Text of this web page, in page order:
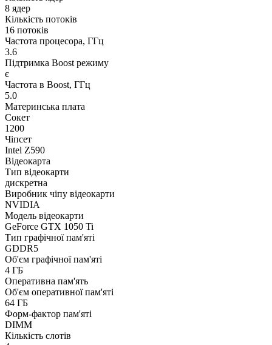
8 ядер
Кількість потоків
16 потоків
Частота процесора, ГГц
3.6
Підтримка Boost режиму
є
Частота в Boost, ГГц
5.0
Материнська плата
Сокет
1200
Чіпсет
Intel Z590
Відеокарта
Тип відеокарти
дискретна
Виробник чіпу відеокарти
NVIDIA
Модель відеокарти
GeForce GTX 1050 Ti
Тип графічної пам'яті
GDDR5
Об'єм графічної пам'яті
4 ГБ
Оперативна пам'ять
Об'єм оперативної пам'яті
64 ГБ
Форм-фактор пам'яті
DIMM
Кількість слотів